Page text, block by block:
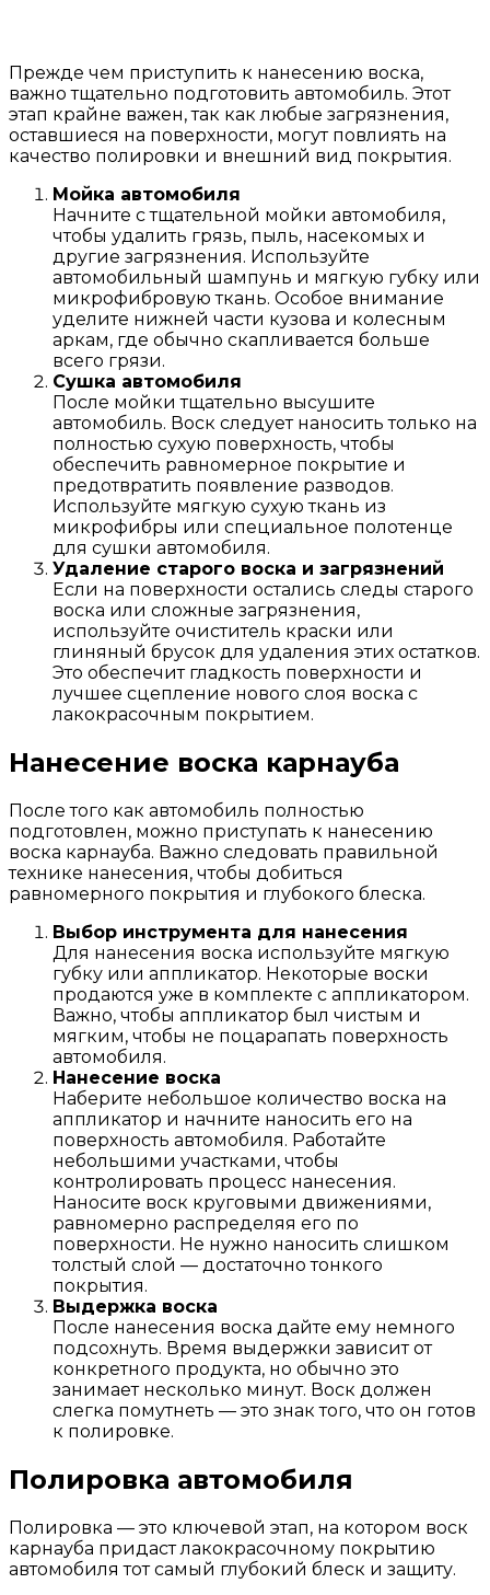
Прежде чем приступить к нанесению воска,
важно тщательно подготовить автомобиль. Этот
этап крайне важен, так как любые загрязнения,
оставшиеся на поверхности, могут повлиять на
качество полировки и внешний вид покрытия.
Мойка автомобиля
Начните с тщательной мойки автомобиля,
чтобы удалить грязь, пыль, насекомых и
другие загрязнения. Используйте
автомобильный шампунь и мягкую губку или
микрофибровую ткань. Особое внимание
уделите нижней части кузова и колесным
аркам, где обычно скапливается больше
всего грязи.
Сушка автомобиля
После мойки тщательно высушите
автомобиль. Воск следует наносить только на
полностью сухую поверхность, чтобы
обеспечить равномерное покрытие и
предотвратить появление разводов.
Используйте мягкую сухую ткань из
микрофибры или специальное полотенце
для сушки автомобиля.
Удаление старого воска и загрязнений
Если на поверхности остались следы старого
воска или сложные загрязнения,
используйте очиститель краски или
глиняный брусок для удаления этих остатков.
Это обеспечит гладкость поверхности и
лучшее сцепление нового слоя воска с
лакокрасочным покрытием.
Нанесение воска карнауба
После того как автомобиль полностью
подготовлен, можно приступать к нанесению
воска карнауба. Важно следовать правильной
технике нанесения, чтобы добиться
равномерного покрытия и глубокого блеска.
Выбор инструмента для нанесения
Для нанесения воска используйте мягкую
губку или аппликатор. Некоторые воски
продаются уже в комплекте с аппликатором.
Важно, чтобы аппликатор был чистым и
мягким, чтобы не поцарапать поверхность
автомобиля.
Нанесение воска
Наберите небольшое количество воска на
аппликатор и начните наносить его на
поверхность автомобиля. Работайте
небольшими участками, чтобы
контролировать процесс нанесения.
Наносите воск круговыми движениями,
равномерно распределяя его по
поверхности. Не нужно наносить слишком
толстый слой — достаточно тонкого
покрытия.
Выдержка воска
После нанесения воска дайте ему немного
подсохнуть. Время выдержки зависит от
конкретного продукта, но обычно это
занимает несколько минут. Воск должен
слегка помутнеть — это знак того, что он готов
к полировке.
Полировка автомобиля
Полировка — это ключевой этап, на котором воск
карнауба придаст лакокрасочному покрытию
автомобиля тот самый глубокий блеск и защиту.